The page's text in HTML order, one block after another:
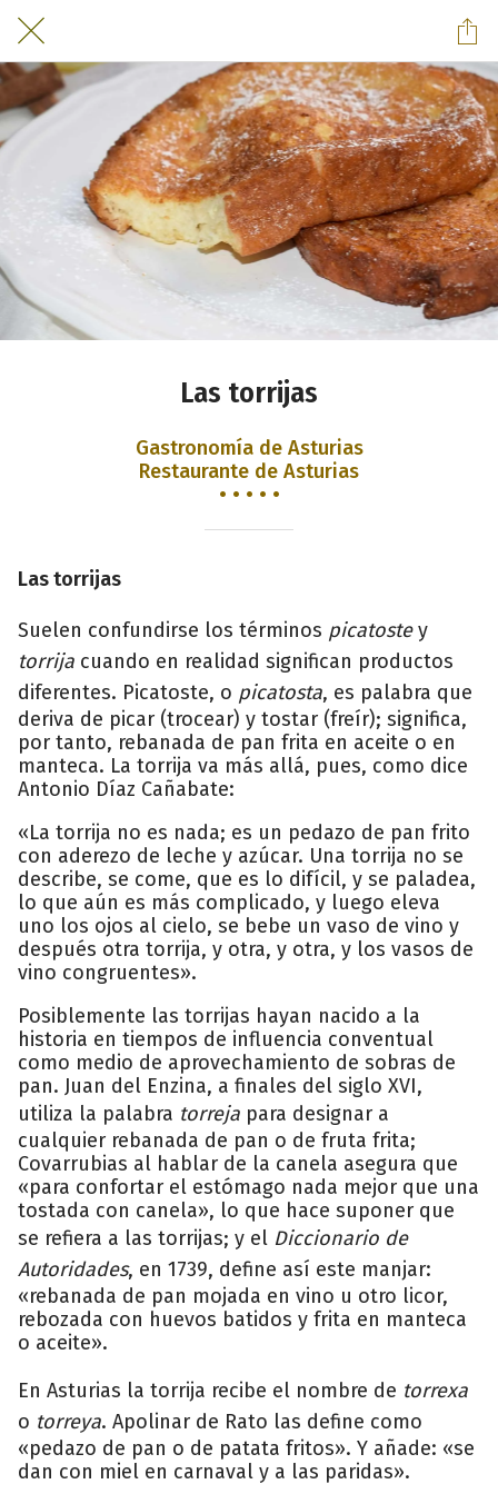
Las torrijas
Gastronomía de Asturias
Restaurante de Asturias
• • • • •
Las torrijas
Suelen confundirse los términos picatostey
torrija cuando en realidad significan productos
diferentes. Picatoste, o picatosta, es palabra que
deriva de picar (trocear) y tostar (freír); significa,
por tanto, rebanada de pan frita en aceite o en
manteca. La torrija va más allá, pues, como dice
Antonio Díaz Cañabate:
«La torrija no es nada; es un pedazo de pan frito
con aderezo de leche y azúcar. Una torrija no se
describe, se come, que es lo difícil, y se paladea,
lo que aún es más complicado, y luego eleva
uno los ojos al cielo, se bebe un vaso de vino y
después otra torrija, y otra, y otra, y los vasos de
vino congruentes».
Posiblemente las torrijas hayan nacido a la
historia en tiempos de influencia conventual
como medio de aprovechamiento de sobras de
pan. Juan del Enzina, a finales del siglo XVI,
utiliza la palabra torreja para designar a
cualquier rebanada de pan o de fruta frita;
Covarrubias al hablar de la canela asegura que
«para confortar el estómago nada mejor que una
tostada con canela», lo que hace suponer que
se refiera a las torrijas; y el Diccionario de
Autoridades, en 1739, define así este manjar:
«rebanada de pan mojada en vino u otro licor,
rebozada con huevos batidos y frita en manteca
o aceite».
En Asturias la torrija recibe el nombre de torrexa
o torreya. Apolinar de Rato las define como
«pedazo de pan o de patata fritos». Y añade: «se
dan con miel en carnaval y a las paridas».